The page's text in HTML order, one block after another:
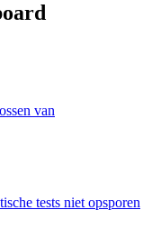
van
tests niet opsporen